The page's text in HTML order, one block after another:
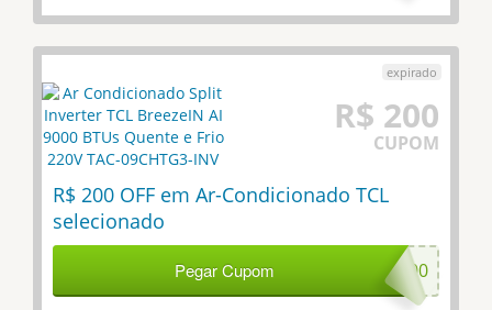
R$ 200
CUPOM
R$ 200 OFF em Ar-Condicionado TCL
selecionado
Pegar Cupom TCL200